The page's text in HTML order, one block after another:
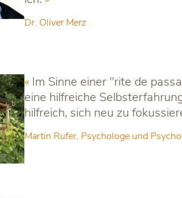
Dr. Oliver Merz
Im Sinne einer "rite de
eine hilfreiche
hilfreich, sich neu zu
Martin Rufer, Psychologe und